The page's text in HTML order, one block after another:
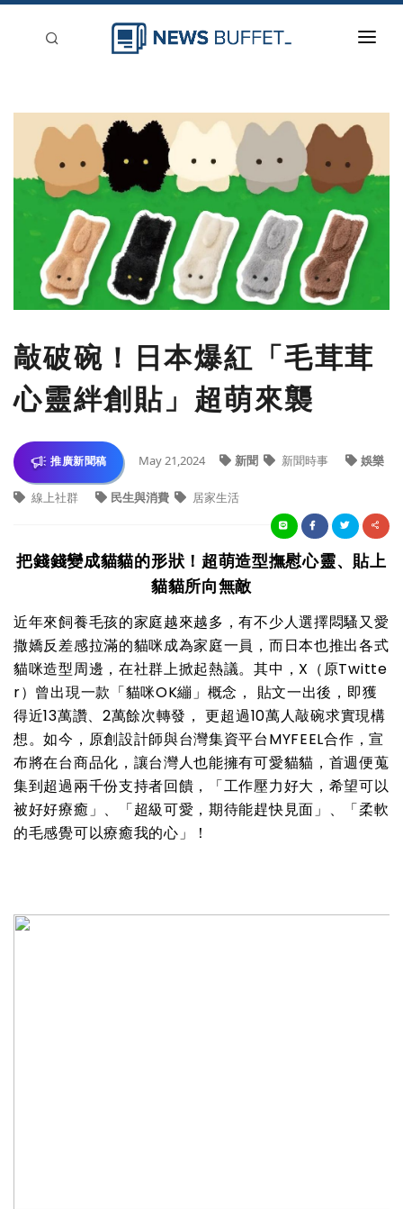
新聞稿分類
刊登
敲破碗！日本爆紅「毛茸茸
心靈絆創貼」超萌來襲
推廣新聞稿 May 21,2024 新聞 新聞時事 娛樂
線上社群 民生與消費 居家生活
把錢錢變成貓貓的形狀！超萌造型撫慰心靈、貼上
貓貓所向無敵
近年來飼養毛孩的家庭越來越多，有不少人選擇悶騷又愛
撒嬌反差感拉滿的貓咪成為家庭一員，而日本也推出各式
貓咪造型周邊，在社群上掀起熱議。其中，X（原Twitte
r）曾出現一款「貓咪OK繃」概念， 貼文一出後，即獲
得近13萬讚、2萬餘次轉發， 更超過10萬人敲碗求實現構
想。如今，原創設計師與台灣集資平台MYFEEL合作，宣
布將在台商品化，讓台灣人也能擁有可愛貓貓，首週便蒐
集到超過兩千份支持者回饋，「工作壓力好大，希望可以
被好好療癒」、「超級可愛，期待能趕快見面」、「柔軟
的毛感覺可以療癒我的心」！